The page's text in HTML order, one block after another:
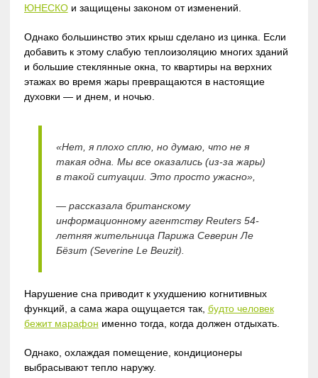
ЮНЕСКОи защищены законом от изменений.
Однако большинство этих крыш сделано из цинка. Если
добавить к этому слабую теплоизоляцию многих зданий
и большие стеклянные окна, то квартиры на верхних
этажах во время жары превращаются в настоящие
духовки — и днем, и ночью.
«Нет, я плохо сплю, но думаю, что не я
такая одна. Мы все оказались (из-за жары)
в такой ситуации. Это просто ужасно»,
— рассказала британскому
информационному агентству Reuters 54-
летняя жительница Парижа Северин Ле
Бёзит (Severine Le Beuzit).
Нарушение сна приводит к ухудшению когнитивных
функций, а сама жара ощущается так, будто человек
бежит марафон именно тогда, когда должен отдыхать.
Однако, охлаждая помещение, кондиционеры
выбрасывают тепло наружу.